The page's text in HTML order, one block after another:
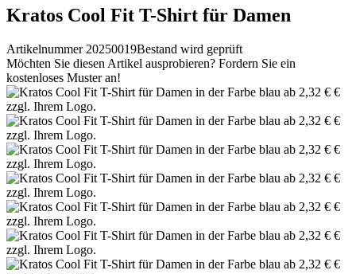
Kratos Cool Fit T-Shirt für Damen
Artikelnummer 20250019Bestand wird geprüft
Möchten Sie diesen Artikel ausprobieren? Fordern Sie ein
kostenloses Muster an!